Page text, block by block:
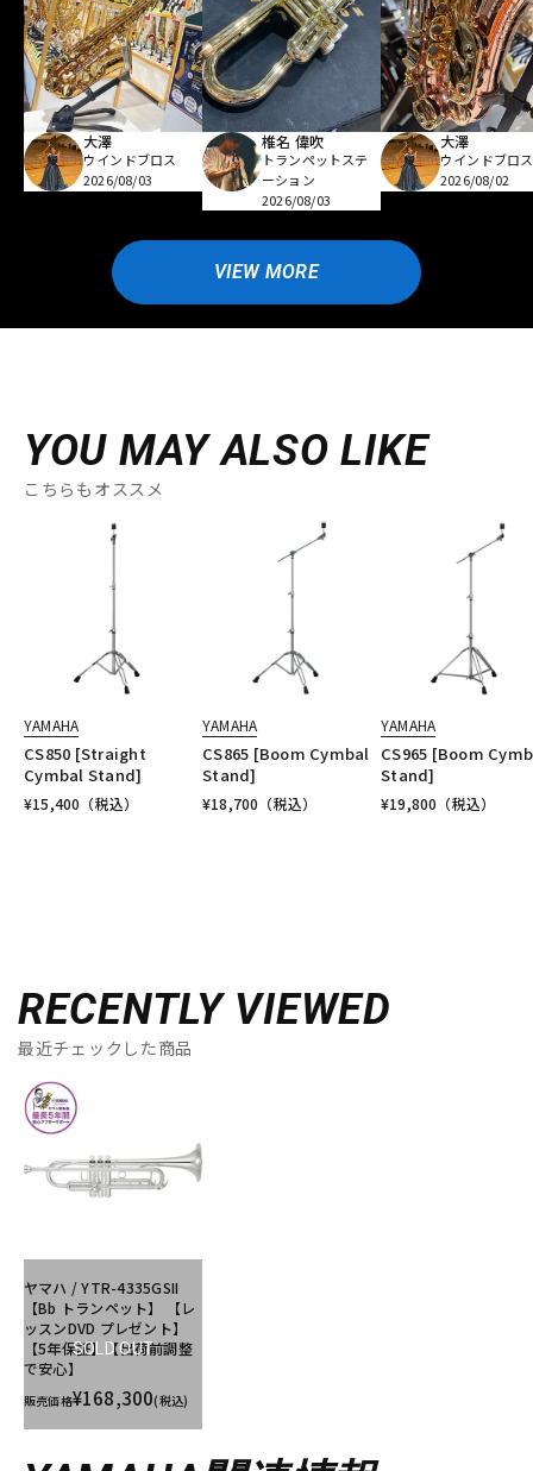
大澤
ウインドブロス
2026/08/03
椎名 偉吹
トランペットステ
ーション
2026/08/03
大澤
ウインドブロス
2026/08/02
VIEW MORE
YOU MAY ALSO LIKE
こちらもオススメ
YAMAHA
CS850 [Straight
Cymbal Stand]
¥15,400 （税込）
YAMAHA
CS865 [Boom Cymbal
Stand]
¥18,700 （税込）
YAMAHA
CS965 [Boom
Stand]
¥19,800 （税込）
RECENTLY VIEWED
最近チェックした商品
SOLD OUT
ヤマハ / YTR-4335GSII
【Bb トランペット】 【レ
ッスンDVD プレゼント】
【5年保証】【出荷前調整
で安心】
販売価格¥168,300(税込)